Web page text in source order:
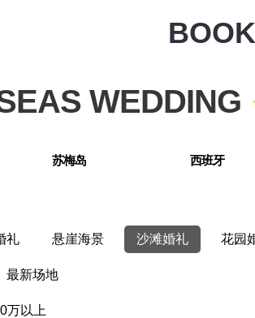
WEDDING
苏梅岛 西班牙
礼 悬崖海景 沙滩婚礼 花园
最新场地
万以上